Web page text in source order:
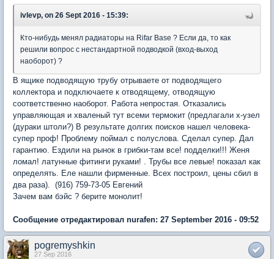
ivlevp, on 26 Sept 2016 - 15:39:
Кто-нибудь менял радиаторы на Rifar Base ? Если да, то как
решили вопрос с нестандартной подводкой (вход-выход
наоборот) ?
В ящике подводящую трубу отрываете от подводящего
коллектора и подключаете к отводящему, отводящую
соответственно наоборот. Работа непростая. Отказались
управляющая и хваленый тут всеми термокит (предлагали х-узел
(дураки штоли?) В результате долгих поисков нашел человека-
супер проф! Проблему поймал с полуслова. Сделал супер. Дал
гарантию. Ездили на рынок в грибки-там все! подделки!!! Женя
ломал! латунные фитинги руками! . Трубы все левые! показал как
определять. Еле нашли фирменные. Всех построил, цены сбил в
два раза). (916) 759-73-05 Евгений
Зачем вам бэйс ? берите монолит!
Сообщение отредактировал nurafen: 27 September 2016 - 09:52
pogremyshkin
27 Sep 2016